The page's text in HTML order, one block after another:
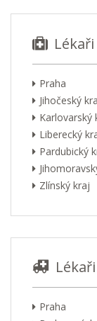
Praha
Jihočeský
Karlovarský
Liberecký
Pardubický
Zlínský kraj
Praha